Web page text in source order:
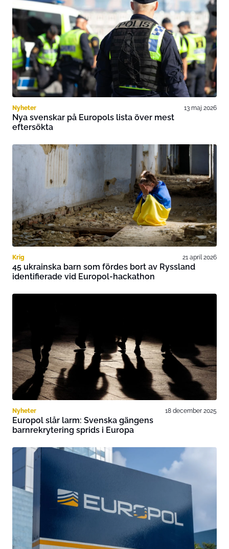
Nyheter 13 maj 2026
Nya svenskar på Europols lista över mest
eftersökta
Krig 21 april 2026
45 ukrainska barn som fördes bort av Ryssland
identifierade vid Europol-hackathon
Nyheter 18 december 2025
Europol slår larm: Svenska gängens
barnrekrytering sprids i Europa